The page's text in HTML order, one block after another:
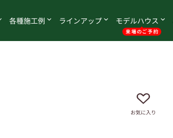
各種施工例 ラインアップ モデルハウス
お気に入り